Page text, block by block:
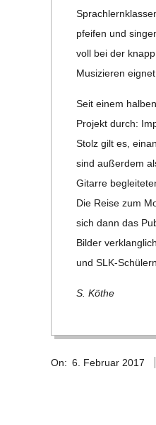
R
G
O
D
C
H
pfei­fen und
voll bei der
Musi­zie­ren eignet.
Seit einem
Pro­jekt durch:
Stolz gilt es,
sind außer­dem
Gitarre
Die Reise zum
sich dann das
Bil­der
und SLK-
S. Köthe
02-
On: 6. Februar 2017